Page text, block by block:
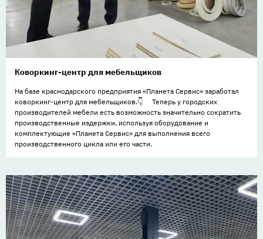
Коворкинг-центр для мебельщиков
На базе краснодарского предприятия «Планета Сервис» заработал
коворкинг-центр для мебельщиков.👇 ⠀ Теперь у городских
производителей мебели есть возможность значительно сократить
производственные издержки, используя оборудование и
комплектующие «Планета Сервис» для выполнения всего
производственного цикла или его части.